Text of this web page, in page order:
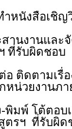
ำหนังสือเชิ
สานงานและ
ที่รับผิดชอบ
อ ติดตามเรื่
หน่วยงานภ
พิมพ์ โต้ตอบ
ตรฯ ที่รับผิด